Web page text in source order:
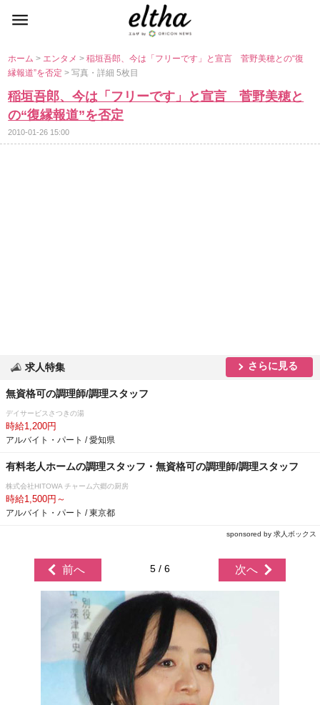
ホーム> エンタメ>稲垣吾郎、今は「フリーです」と宣言 菅野美穂との“復
縁報道”を否定> 写真・詳細 5枚目
稲垣吾郎、今は「フリーです」と宣言 菅野美穂と
の“復縁報道”を否定
2010-01-26 15:00
求人特集 さらに見る
無資格可の調理師/調理スタッフ
デイサービスさつきの湯
時給1,200円
アルバイト・パート / 愛知県
有料老人ホームの調理スタッフ・無資格可の調理師/調理スタッフ
株式会社HITOWA チャーム六郷の厨房
時給1,500円～
アルバイト・パート / 東京都
sponsored by 求人ボックス
前へ 5 / 6 次へ